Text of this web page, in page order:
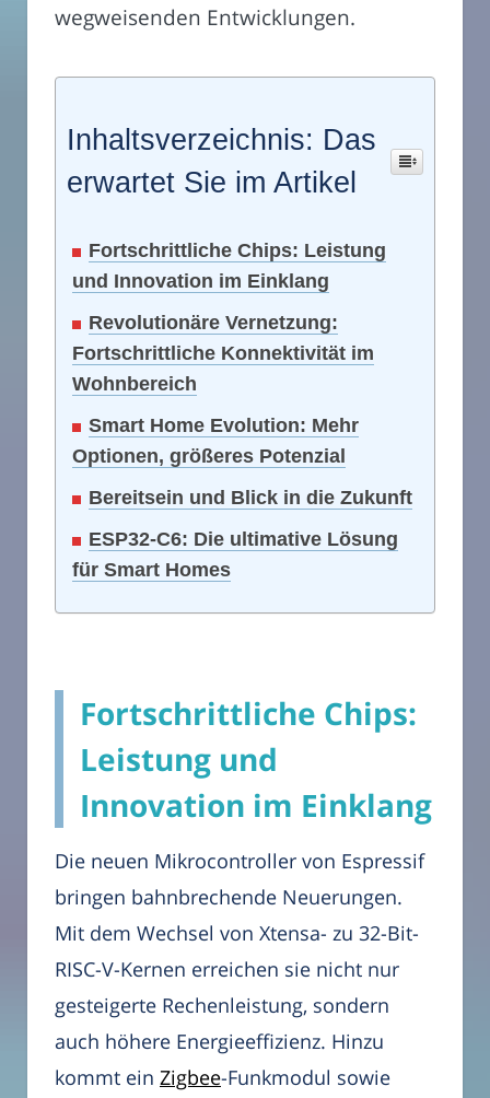
wegweisenden Entwicklungen.
Inhaltsverzeichnis: Das
erwartet Sie im Artikel
Fortschrittliche Chips: Leistung
und Innovation im Einklang
Revolutionäre Vernetzung:
Fortschrittliche Konnektivität im
Wohnbereich
Smart Home Evolution: Mehr
Optionen, größeres Potenzial
Bereitsein und Blick in die Zukunft
ESP32-C6: Die ultimative Lösung
für Smart Homes
Fortschrittliche Chips:
Leistung und
Innovation im Einklang
Die neuen Mikrocontroller von Espressif
bringen bahnbrechende Neuerungen.
Mit dem Wechsel von Xtensa- zu 32-Bit-
RISC-V-Kernen erreichen sie nicht nur
gesteigerte Rechenleistung, sondern
auch höhere Energieeffizienz. Hinzu
kommt ein Zigbee-Funkmodul sowie